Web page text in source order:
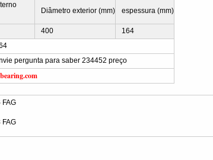
Diâmetro exterior (mm) espessura (mm)
400
164
pergunta para saber 234452 preço